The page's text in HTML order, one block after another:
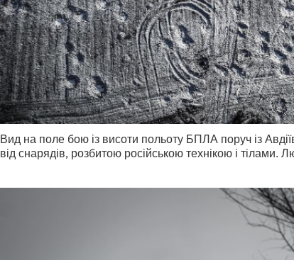
Вид на поле бою із висоти польоту БПЛА поруч із
від снарядів, розбитою російською технікою і тілами.